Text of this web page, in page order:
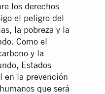
los derechos
el peligro del
la pobreza y la
Como el
y la
Estados
en la prevención
que será